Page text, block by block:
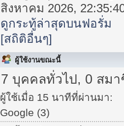
สิงหาคม 2026,
ดูกระทู้ล่าสุดบนฟอรั่ม
[สถิติอื่นๆ]
ผู้ใช้งานขณะนี้
7 บุคคลทั่วไป, 0 สมา
ผู้ใช้เมื่อ 15 นาทีที่ผ่านมา:
Google (3)